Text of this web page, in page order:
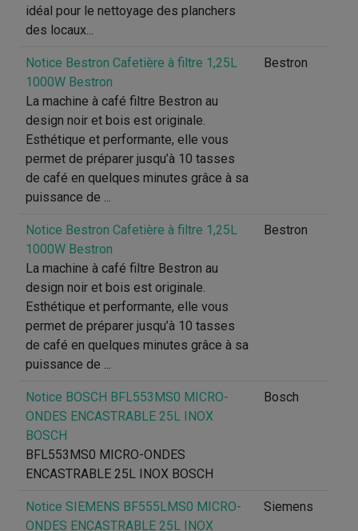
idéal pour le nettoyage des planchers
des locaux...
Notice Bestron Cafetière à filtre 1,25L
1000W Bestron
La machine à café filtre Bestron au
design noir et bois est originale.
Esthétique et performante, elle vous
permet de préparer jusqu’à 10 tasses
de café en quelques minutes grâce à sa
puissance de ...
Bestron
Notice Bestron Cafetière à filtre 1,25L
1000W Bestron
La machine à café filtre Bestron au
design noir et bois est originale.
Esthétique et performante, elle vous
permet de préparer jusqu’à 10 tasses
de café en quelques minutes grâce à sa
puissance de ...
Bestron
Notice BOSCH BFL553MS0 MICRO-
ONDES ENCASTRABLE 25L INOX
BOSCH
BFL553MS0 MICRO-ONDES
ENCASTRABLE 25L INOX BOSCH
Bosch
Notice SIEMENS BF555LMS0 MICRO-
ONDES ENCASTRABLE 25L INOX
Siemens